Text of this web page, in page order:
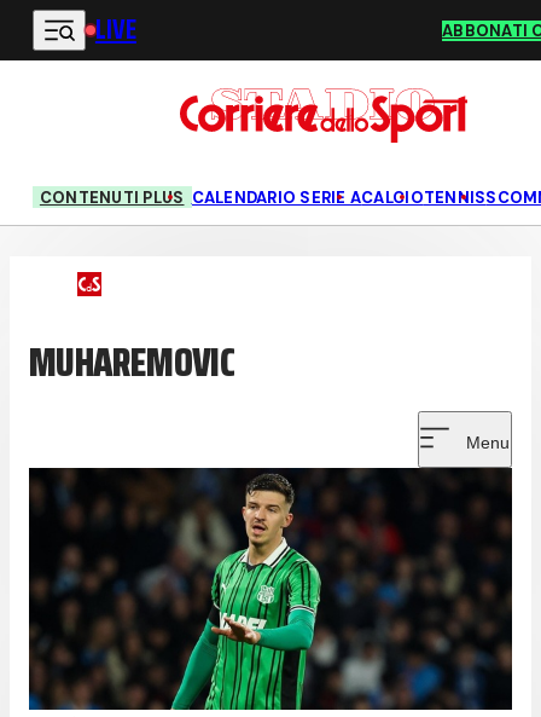
Vai al contenuto principale
LIVE ABBONATI
CONTENUTI PLUS CALENDARIO SERIE ACALCIOTENNIS
MUHAREMOVIC
Menu